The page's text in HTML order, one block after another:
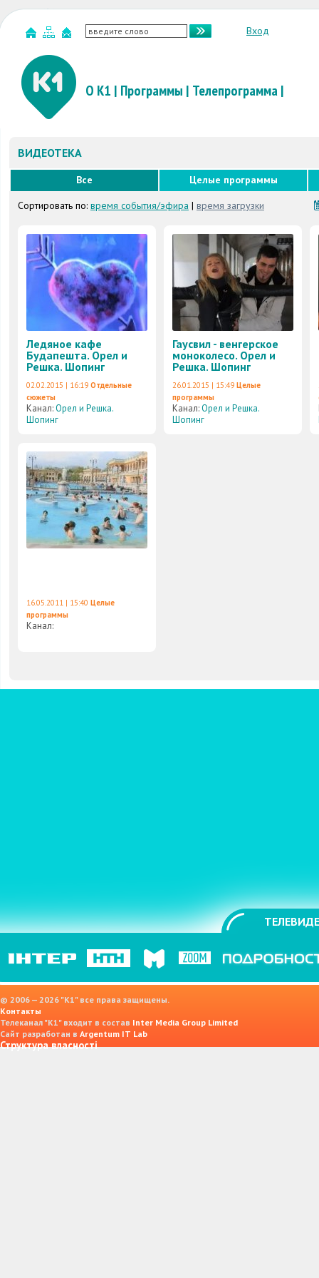
Вход
О К1 | Программы | Телепрограмма|
ВИДЕОТЕКА
Все
Целые программы
Сортировать по: время события/эфира | время загрузки
Ледяное кафе
Будапешта. Орел и
Решка. Шопинг
02.02.2015 | 16:19 Отдельные
сюжеты
Канал:Орел и Решка.
Шопинг
Гаусвил - венгерское
моноколесо. Орел и
Решка. Шопинг
26.01.2015 | 15:49 Целые
программы
Канал:Орел и Решка.
Шопинг
16.05.2011 | 15:40 Целые
программы
Канал:
© 2006 — 2026 "K1" все права защищены.
Контакты
Телеканал "К1" входит в состав Inter Media Group Limited
Сайт разработан в Argentum IT Lab
Структура власності